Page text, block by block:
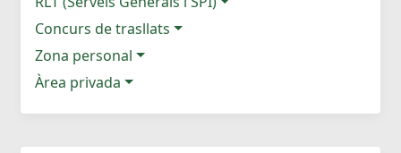
Concurs de trasllats
Zona personal
Àrea privada